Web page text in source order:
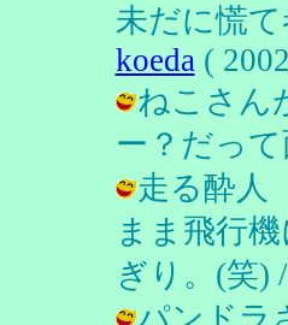
未だに慌
koeda (
ねこさん
ー？だっ
走る酔人
まま飛行
ぎり。(笑)
パンドラ